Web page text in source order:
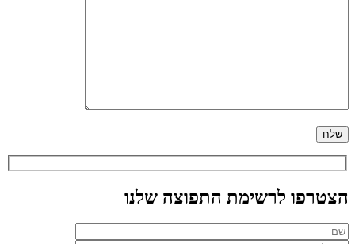
הצטרפו לרשימת התפוצה שלנו